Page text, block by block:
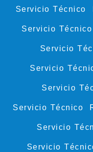
Servicio Técnico
Servicio
Servicio
Servicio
Servicio
Servicio Técnico
Servicio
Servicio